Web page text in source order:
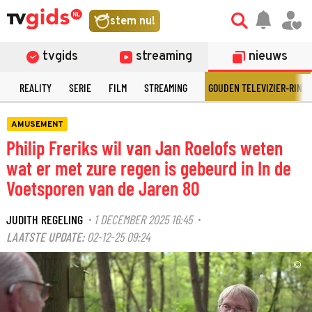
stem nu!
tvgids streaming nieuws
REALITY SERIE FILM STREAMING GOUDEN TELEVIZIER-RING
AMUSEMENT
Philip Freriks wil van Jan Roelofs weten
wat er met zure regen is gebeurd in In de
Voetsporen van de Jaren 80
JUDITH REGELING · 1 DECEMBER 2025 16:45·
LAATSTE UPDATE: 02-12-25 09:24
©